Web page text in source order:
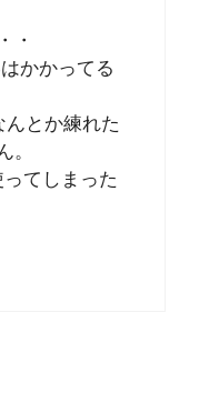
・
かかってる
とか練れた
。
てしまった